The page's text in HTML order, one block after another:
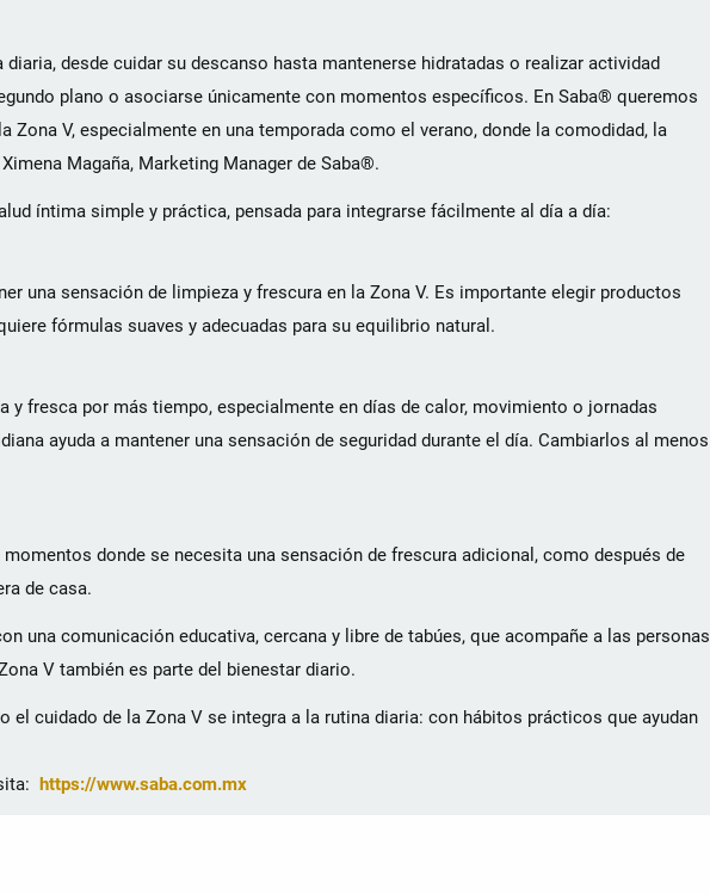
desde cuidar su descanso hasta mantenerse hidratadas o realizar actividad
plano o asociarse únicamente con momentos específicos. En Saba® queremos
V, especialmente en una temporada como el verano, donde la comodidad, la
Magaña, Marketing Manager de Saba®.
íntima simple y práctica, pensada para integrarse fácilmente al día a día:
una sensación de limpieza y frescura en la Zona V. Es importante elegir productos
fórmulas suaves y adecuadas para su equilibrio natural.
fresca por más tiempo, especialmente en días de calor, movimiento o jornadas
ayuda a mantener una sensación de seguridad durante el día. Cambiarlos al menos
donde se necesita una sensación de frescura adicional, como después de
de casa.
una comunicación educativa, cercana y libre de tabúes, que acompañe a las personas
V también es parte del bienestar diario.
cuidado de la Zona V se integra a la rutina diaria: con hábitos prácticos que ayudan
https://www.saba.com.mx